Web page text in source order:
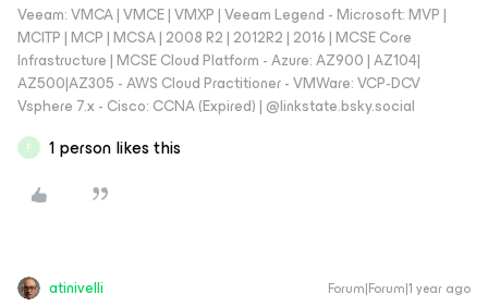
Veeam: VMCA | VMCE | VMXP | Veeam Legend - Microsoft: MVP |
MCITP | MCP | MCSA | 2008 R2 | 2012R2 | 2016 | MCSE Core
Infrastructure | MCSE Cloud Platform - Azure: AZ900 | AZ104|
AZ500|AZ305 - AWS Cloud Practitioner - VMWare: VCP-DCV
Vsphere 7.x - Cisco: CCNA (Expired) | ‪@linkstate.bsky.social‬
F 1 person likes this
atinivelli Forum|Forum|1 year ago